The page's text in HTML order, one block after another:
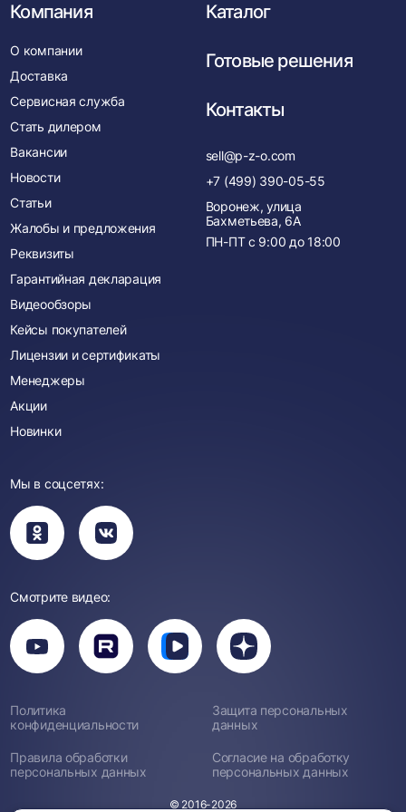
Компания
О компании
Доставка
Сервисная служба
Стать дилером
Вакансии
Новости
Статьи
Жалобы и предложения
Реквизиты
Гарантийная декларация
Видеообзоры
Кейсы покупателей
Лицензии и сертификаты
Менеджеры
Акции
Новинки
Каталог
Готовые решения
Контакты
sell@p-z-o.com
+7 (499) 390-05-55
Воронеж, улица
Бахметьева, 6А
ПН-ПТ с 9:00 до 18:00
Мы в соцсетях:
Вы
перейдете
в
группу
Вы
перейдете
в
группу
Смотрите видео:
Вы
перейдете
на
канал
Вы
перейдете
Вы
перейдете
Вы
перейдете
Дзен
Политика
конфиденциальности
Защита персональных
данных
Правила обработки
персональных данных
Согласие на обработку
персональных данных
© 2016-2026